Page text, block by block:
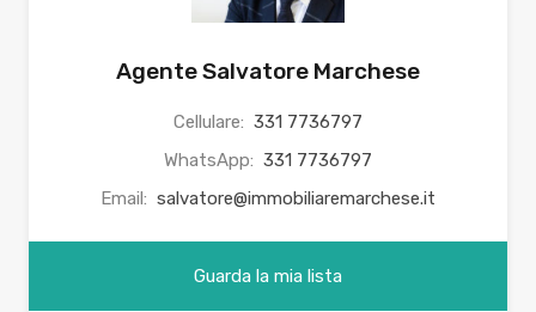
Agente Salvatore Marchese
Cellulare: 331 7736797
WhatsApp: 331 7736797
Email: salvatore@immobiliaremarchese.it
Guarda la mia lista